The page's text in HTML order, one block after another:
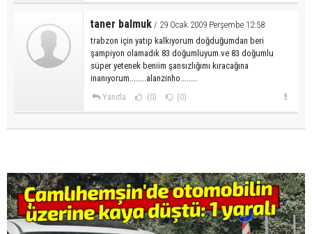
taner balmuk / 29 Ocak 2009 Perşembe 12:58
trabzon için yatıp kalkıyorum doğduğumdan beri
şampiyon olamadık 83 doğumluyum.ve 83 doğumlu
süper yetenek beniim şansızlığımı kıracağına
inanıyorum........alanzinho........
Yanıtla (0) (0)